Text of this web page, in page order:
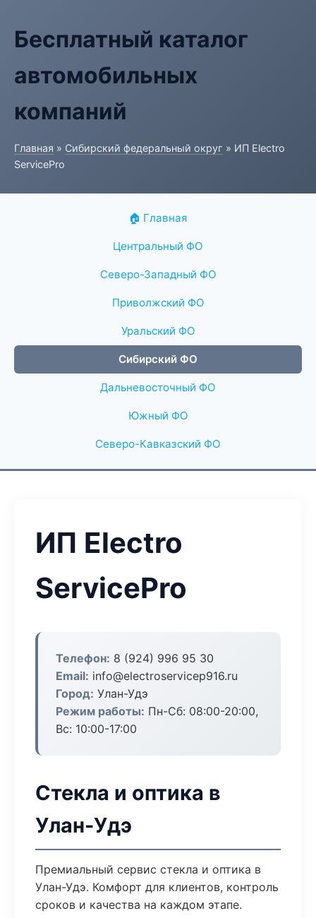
Бесплатный каталог
автомобильных
компаний
Главная » Сибирский федеральный округ » ИП Electro
ServicePro
🏠 Главная
Центральный ФО
Северо-Западный ФО
Приволжский ФО
Уральский ФО
Сибирский ФО
Дальневосточный ФО
Южный ФО
Северо-Кавказский ФО
ИП Electro
ServicePro
Телефон: 8 (924) 996 95 30
Email: info@electroservicep916.ru
Город: Улан-Удэ
Режим работы: Пн-Сб: 08:00-20:00,
Вс: 10:00-17:00
Стекла и оптика в
Улан-Удэ
Премиальный сервис стекла и оптика в
Улан-Удэ. Комфорт для клиентов, контроль
сроков и качества на каждом этапе.